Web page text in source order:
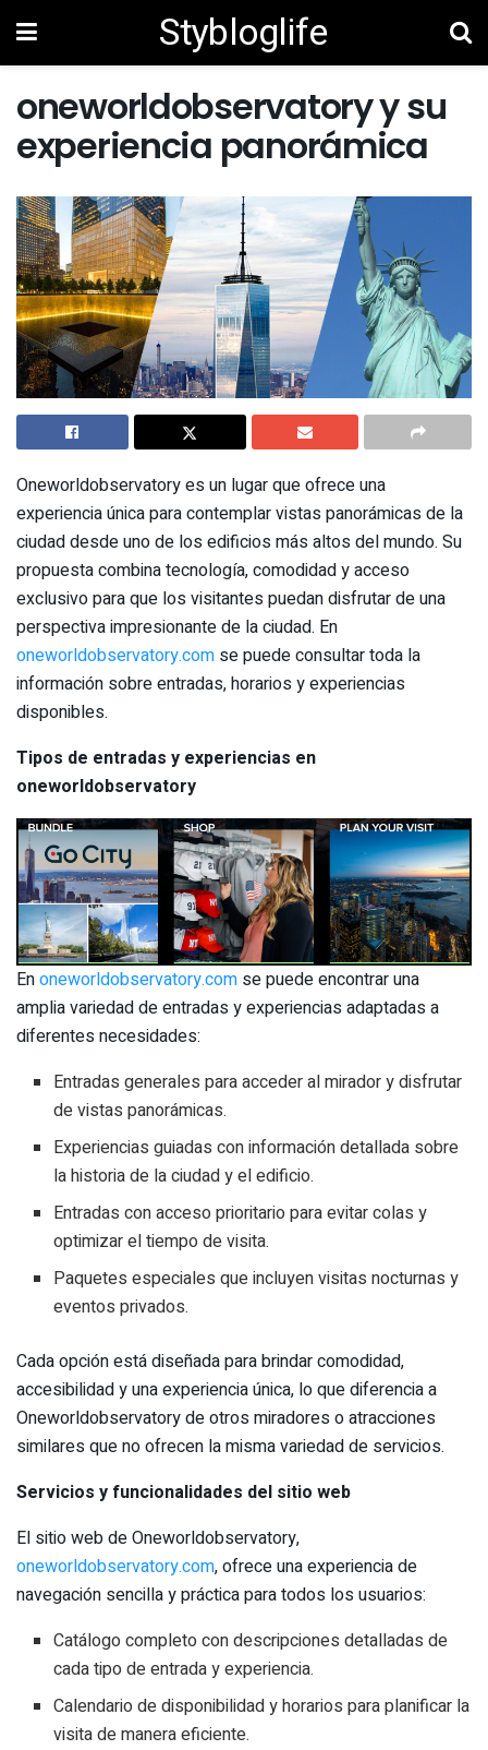
Stybloglife
oneworldobservatory y su
experiencia panorámica
Oneworldobservatory es un lugar que ofrece una
experiencia única para contemplar vistas panorámicas de la
ciudad desde uno de los edificios más altos del mundo. Su
propuesta combina tecnología, comodidad y acceso
exclusivo para que los visitantes puedan disfrutar de una
perspectiva impresionante de la ciudad. En
oneworldobservatory.com se puede consultar toda la
información sobre entradas, horarios y experiencias
disponibles.
Tipos de entradas y experiencias en
oneworldobservatory
Enoneworldobservatory.com se puede encontrar una
amplia variedad de entradas y experiencias adaptadas a
diferentes necesidades:
Entradas generales para acceder al mirador y disfrutar
de vistas panorámicas.
Experiencias guiadas con información detallada sobre
la historia de la ciudad y el edificio.
Entradas con acceso prioritario para evitar colas y
optimizar el tiempo de visita.
Paquetes especiales que incluyen visitas nocturnas y
eventos privados.
Cada opción está diseñada para brindar comodidad,
accesibilidad y una experiencia única, lo que diferencia a
Oneworldobservatory de otros miradores o atracciones
similares que no ofrecen la misma variedad de servicios.
Servicios y funcionalidades del sitio web
El sitio web de Oneworldobservatory,
oneworldobservatory.com, ofrece una experiencia de
navegación sencilla y práctica para todos los usuarios:
Catálogo completo con descripciones detalladas de
cada tipo de entrada y experiencia.
Calendario de disponibilidad y horarios para planificar la
visita de manera eficiente.